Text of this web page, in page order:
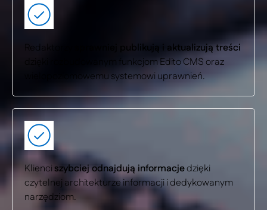
Redaktorzy
sprawniej publikują i aktualizują treści
dzięki rozbudowanym funkcjom Edito CMS oraz
wielopoziomowemu systemowi uprawnień.
Klienciszybciej odnajdują informacjedzięki
czytelnej architekturze informacji i dedykowanym
narzędziom.